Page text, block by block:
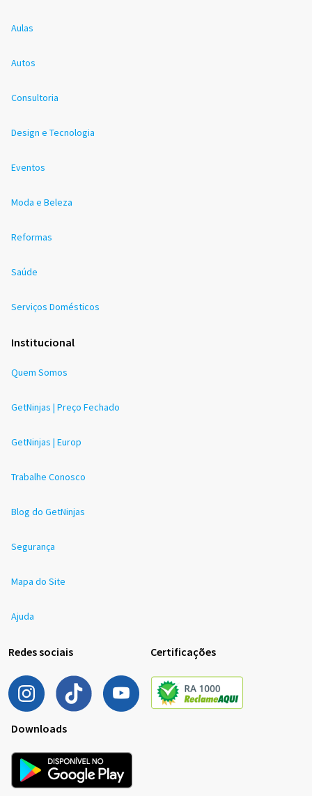
Aulas
Autos
Consultoria
Design e Tecnologia
Eventos
Moda e Beleza
Reformas
Saúde
Serviços Domésticos
Institucional
Quem Somos
GetNinjas | Preço Fechado
GetNinjas | Europ
Trabalhe Conosco
Blog do GetNinjas
Segurança
Mapa do Site
Ajuda
Redes sociais Certificações
Downloads